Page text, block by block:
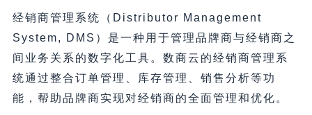
经销商管理系统（Distributor Management
System, DMS）是一种用于管理品牌商与经销商之
间业务关系的数字化工具。数商云的经销商管理系
统通过整合订单管理、库存管理、销售分析等功
能，帮助品牌商实现对经销商的全面管理和优化。